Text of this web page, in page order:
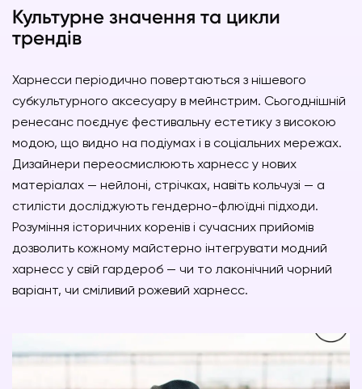
Культурне значення та цикли
трендів
Харнесси періодично повертаються з нішевого
субкультурного аксесуару в мейнстрим. Сьогоднішній
ренесанс поєднує фестивальну естетику з високою
модою, що видно на подіумах і в соціальних мережах.
Дизайнери переосмислюють харнесс у нових
матеріалах — нейлоні, стрічках, навіть кольчузі — а
стилісти досліджують гендерно-флюїдні підходи.
Розуміння історичних коренів і сучасних прийомів
дозволить кожному майстерно інтегрувати модний
харнесс у свій гардероб — чи то лаконічний чорний
варіант, чи сміливий рожевий харнесс.